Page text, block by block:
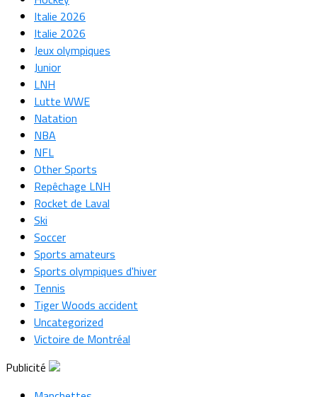
Italie 2026
Italie 2026
Jeux olympiques
Junior
LNH
Lutte WWE
Natation
NBA
NFL
Other Sports
Repêchage LNH
Rocket de Laval
Ski
Soccer
Sports amateurs
Sports olympiques d'hiver
Tennis
Tiger Woods accident
Uncategorized
Victoire de Montréal
Publicité